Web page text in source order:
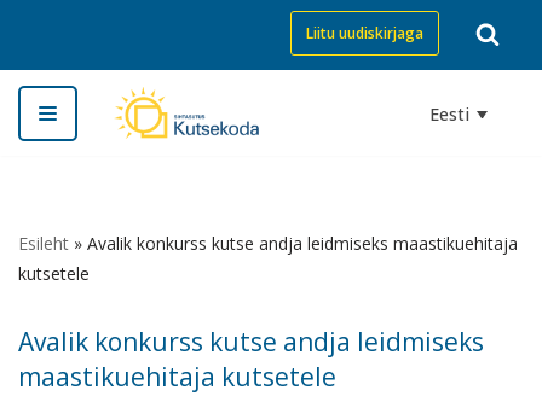
Skip
to
content
Liitu uudiskirjaga
Eesti
Esileht » Avalik konkurss kutse andja leidmiseks maastikuehitaja
kutsetele
Avalik konkurss kutse andja leidmiseks
maastikuehitaja kutsetele